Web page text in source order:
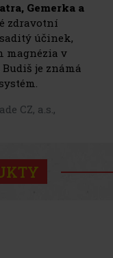
Gemerka a
zdravotní
účinek,
magnézia v
je známá
CZ, a.s.,